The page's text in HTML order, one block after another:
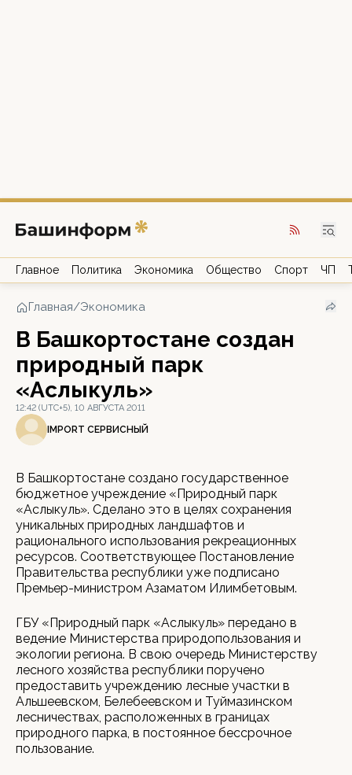
Главное Политика Экономика Общество Спорт ЧП
Главная/Экономика
В Башкортостане создан
природный парк
«Аслыкуль»
12:42 (UTC+5), 10 АВГУСТА 2011
IMPORT СЕРВИСНЫЙ
В Башкортостане создано государственное
бюджетное учреждение «Природный парк
«Аслыкуль». Сделано это в целях сохранения
уникальных природных ландшафтов и
рационального использования рекреационных
ресурсов. Соответствующее Постановление
Правительства республики уже подписано
Премьер-министром Азаматом Илимбетовым.
ГБУ «Природный парк «Аслыкуль» передано в
ведение Министерства природопользования и
экологии региона. В свою очередь Министерству
лесного хозяйства республики поручено
предоставить учреждению лесные участки в
Альшеевском, Белебеевском и Туймазинском
лесничествах, расположенных в границах
природного парка, в постоянное бессрочное
пользование.